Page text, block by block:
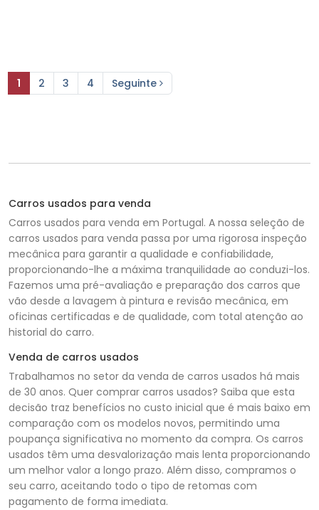
1 2 3 4 Seguinte
Carros usados para venda
Carros usados para venda em Portugal. A nossa seleção de
carros usados para venda passa por uma rigorosa inspeção
mecânica para garantir a qualidade e confiabilidade,
proporcionando-lhe a máxima tranquilidade ao conduzi-los.
Fazemos uma pré-avaliação e preparação dos carros que
vão desde a lavagem à pintura e revisão mecânica, em
oficinas certificadas e de qualidade, com total atenção ao
historial do carro.
Venda de carros usados
Trabalhamos no setor da venda de carros usados há mais
de 30 anos. Quer comprar carros usados? Saiba que esta
decisão traz benefícios no custo inicial que é mais baixo em
comparação com os modelos novos, permitindo uma
poupança significativa no momento da compra. Os carros
usados ​​têm uma desvalorização mais lenta proporcionando
um melhor valor a longo prazo. Além disso, compramos o
seu carro, aceitando todo o tipo de retomas com
pagamento de forma imediata.